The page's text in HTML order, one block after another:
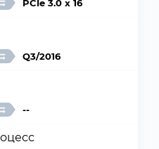
PCIe 3.0 x 16
Q3/2016
--